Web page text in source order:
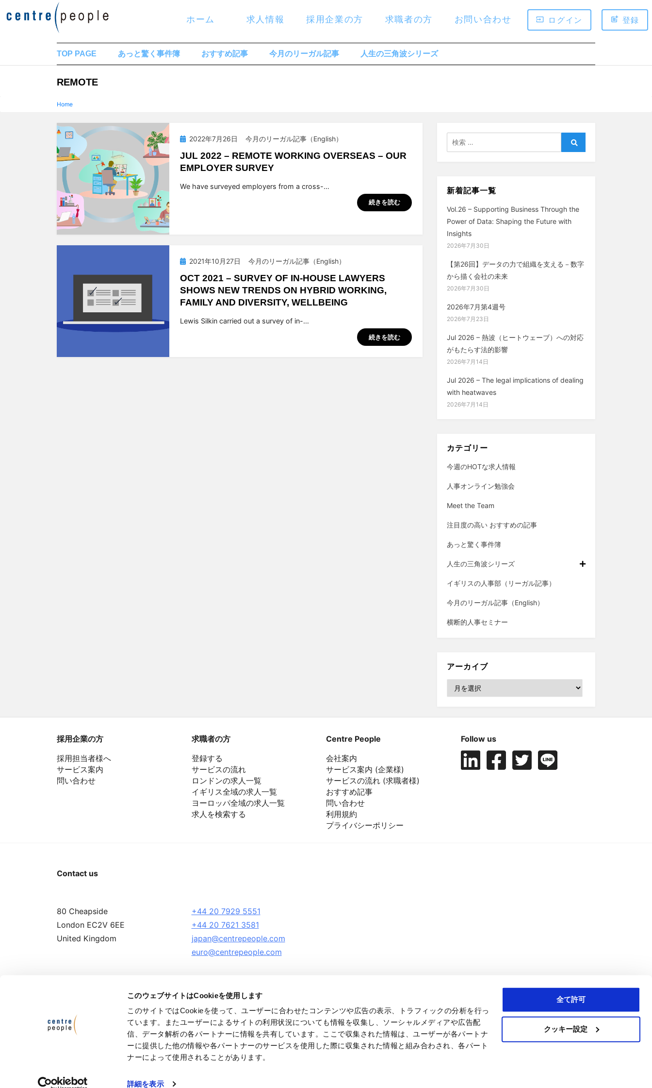
このウェブサイトはCookieを使用します
このサイトではCookieを使って、ユーザーに合わせたコンテンツや広告の表示、トラフィックの分析を行っ
ています。またユーザーによるサイトの利用状況についても情報を収集し、ソーシャルメディアや広告配
信、データ解析の各パートナーに情報を共有しています。ここで収集された情報は、ユーザーが各パートナ
ーに提供した他の情報や各パートナーのサービスを使用した際に収集された情報と組み合わされ、各パート
ナーによって使用されることがあります。
詳細を表示
全て許可
クッキー設定
ン
ホーム 求人情報 採用企業の方 求職者の方 お問い合わせ ログイン 登録
TOP PAGE あっと驚く事件簿 おすすめ記事 今月のリーガル記事 人生の三角波シリーズ
タグ
:
REMOTE
Home
投 2022年7月26日 今月のリーガル記事（English）
JUL 2022 – REMOTE WORKING OVERSEAS – OUR
EMPLOYER SURVEY
投稿者tsuchiya
We have surveyed employers from a cross-…
続きを読む
投 2021年10月27日 今月のリーガル記事（English）
OCT 2021 – SURVEY OF IN-HOUSE LAWYERS
SHOWS NEW TRENDS ON HYBRID WORKING,
FAMILY AND DIVERSITY, WELLBEING
投稿者tsuchiya
Lewis Silkin carried out a survey of in-…
続きを読む
索:
検
新着記事一覧
Vol.26 – Supporting Business Through the
Power of Data: Shaping the Future with
Insights
2026年7月30日
【第26回】データの力で組織を支える－数字
から描く会社の未来
2026年7月30日
2026年7月第4週号
2026年7月23日
Jul 2026 – 熱波（ヒートウェーブ）への対応
がもたらす法的影響
2026年7月14日
Jul 2026 – The legal implications of dealing
with heatwaves
2026年7月14日
カテゴリー
今週のHOTな求人情報
人事オンライン勉強会
Meet the Team
注目度の高い おすすめの記事
あっと驚く事件簿
人生の三角波シリーズ
イギリスの人事部（リーガル記事）
今月のリーガル記事（English）
横断的人事セミナー
アーカイブ
ー
採用企業の方
採用担当者様へ
サービス案内
問い合わせ
求職者の方
登録する
サービスの流れ
ロンドンの求人一覧
イギリス全域の求人一覧
ヨーロッパ全域の求人一覧
求人を検索する
Centre People
会社案内
サービス案内 (企業様)
サービスの流れ (求職者様)
おすすめ記事
問い合わせ
利用規約
プライバシーポリシー
Follow us
Contact us
80 Cheapside
London EC2V 6EE
United Kingdom
+44 20 7929 5551
+44 20 7621 3581
japan@centrepeople.com
euro@centrepeople.com
Terms and Conditions Privacy Policy
© Centre People Appointments Ltd., All rights reserved.
Centre People is a member of the Recruitment and Employment Confederation (REC)
Centre People is a company registered in England and Wales with company number 3469059,